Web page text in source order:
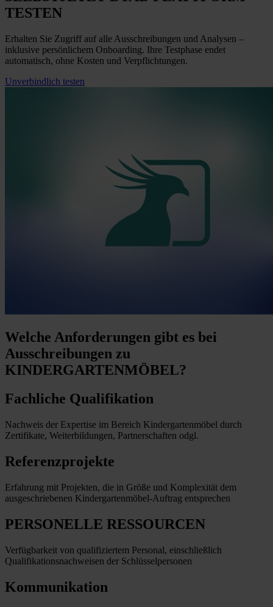
TESTEN
Erhalten Sie Zugriff auf alle Ausschreibungen und Analysen –
inklusive persönlichem Onboarding. Ihre Testphase endet
automatisch, ohne Kosten und Verpflichtungen.
Unverbindlich testen
Welche Anforderungen gibt es bei
Ausschreibungen zu
KINDERGARTENMÖBEL?
Fachliche Qualifikation
Nachweis der Expertise im Bereich Kindergartenmöbel durch
Zertifikate, Weiterbildungen, Partnerschaften odgl.
Referenzprojekte
Erfahrung mit Projekten, die in Größe und Komplexität dem
ausgeschriebenen Kindergartenmöbel-Auftrag entsprechen
PERSONELLE RESSOURCEN
Verfügbarkeit von qualifiziertem Personal, einschließlich
Qualifikationsnachweisen der Schlüsselpersonen
Kommunikation